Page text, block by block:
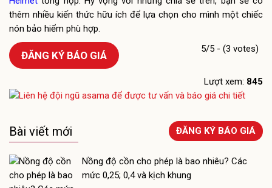
thêm nhiều kiến thức hữu ích để lựa chọn cho mình một chiếc
nón bảo hiểm phù hợp.
5/5 - (3 votes)
ĐĂNG KÝ BÁO GIÁ
Lượt xem: 845
Bài viết mới ĐĂNG KÝ BÁO GIÁ
Nồng độ cồn cho phép là bao nhiêu? Các
mức 0,25; 0,4 và kịch khung